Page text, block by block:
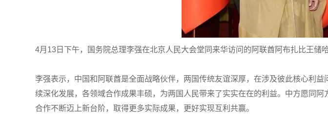
4月13日下午，国务院总理李强在北京人民大会堂同来华访问的阿联酋阿布扎比王储
李强表示，中国和阿联酋是全面战略伙伴，两国传统友谊深厚，在涉及彼此核心利
续深化发展，各领域合作成果丰硕，为两国人民带来了实实在在的利益。中方愿同
合作不断迈上新台阶，取得更多实际成果，更好实现互利共赢。